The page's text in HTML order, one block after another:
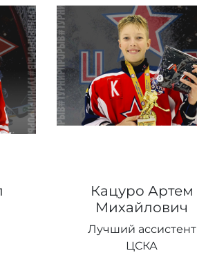
Кацуро Артем
Михайлович
Лучший ассистент
ЦСКА